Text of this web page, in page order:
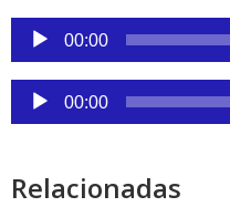
Reproductor
de
audio
00:00
Reproductor
de
00:00
Relacionadas